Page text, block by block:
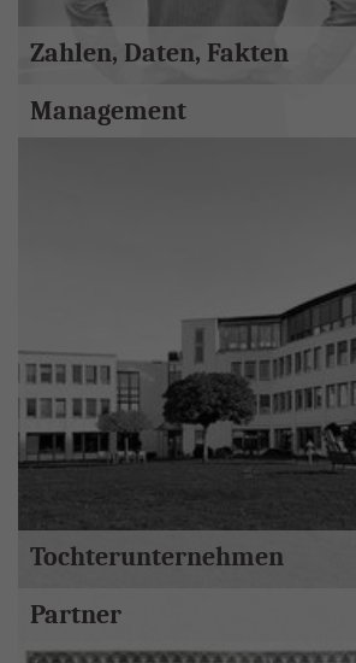
Zahlen, Daten, Fakten
Management
Tochterunternehmen
Partner